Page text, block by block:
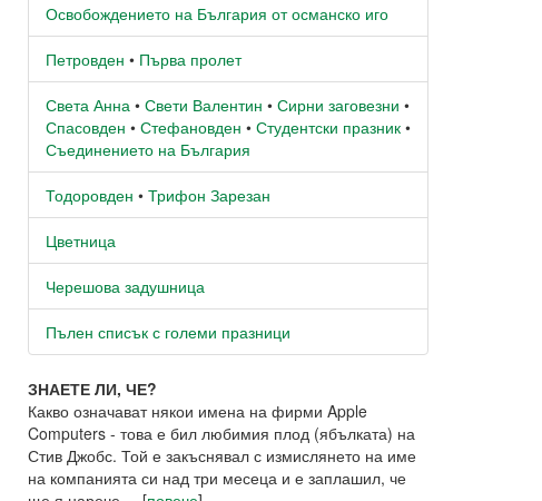
Освобождението на България от османско иго
Петровден • Първа пролет
Света Анна • Свети Валентин • Сирни заговезни •
Спасовден • Стефановден • Студентски празник •
Съединението на България
Тодоровден • Трифон Зарезан
Цветница
Черешова задушница
Пълен списък с големи празници
ЗНАЕТЕ ЛИ, ЧЕ?
Какво означават някои имена на фирми Apple
Computers - това е бил любимия плод (ябълката) на
Стив Джобс. Той е закъснявал с измислянето на име
на компанията си над три месеца и е заплашил, че